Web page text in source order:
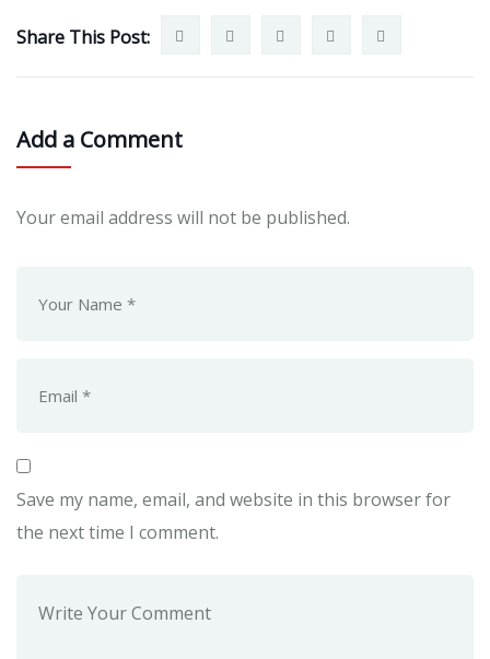
Share This Post:
Add a Comment
Your email address will not be published.
Save my name, email, and website in this browser for
the next time I comment.